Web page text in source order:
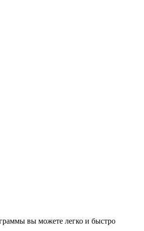
вы можете легко и быстро